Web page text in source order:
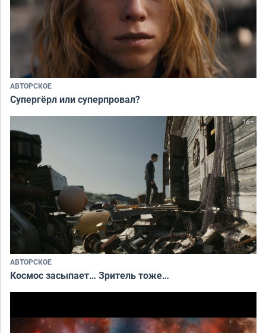
АВТОРСКОЕ
Супергёрл или суперпровал?
АВТОРСКОЕ
Космос засыпает… Зритель тоже…